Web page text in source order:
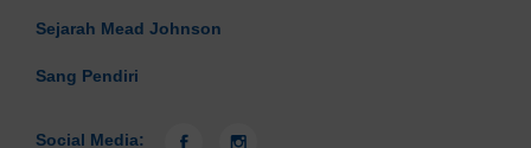
Sejarah Mead Johnson
Sang Pendiri
Social Media: